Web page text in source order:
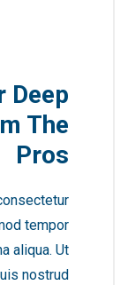
Deep
The
Pros
tempor
aliqua. Ut
nostrud